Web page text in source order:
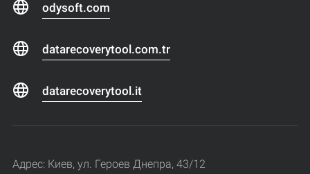
odysoft.com
datarecoverytool.com.tr
datarecoverytool.it
Адрес: Киев, ул. Героев Днепра, 43/12